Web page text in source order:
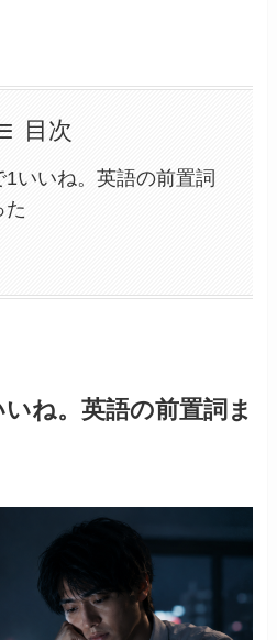
目次
1いいね。英語の前置詞
た
いね。英語の前置詞ま